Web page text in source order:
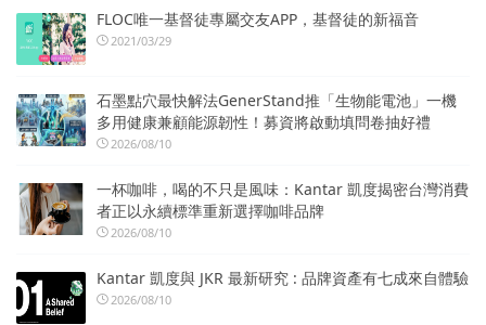
FLOC唯一基督徒專屬交友APP，基督徒的新福音
2021/03/29
石墨點穴最快解法GenerStand推「生物能電池」一機
多用健康兼顧能源韌性！募資將啟動填問卷抽好禮
2026/08/10
一杯咖啡，喝的不只是風味：Kantar 凱度揭密台灣消費
者正以永續標準重新選擇咖啡品牌
2026/08/10
Kantar 凱度與 JKR 最新研究 : 品牌資產有七成來自體驗
2026/08/10